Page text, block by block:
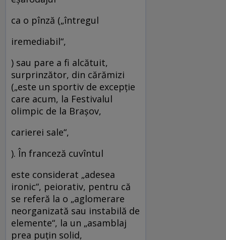
ca o pînză („întregul
iremediabil“,
) sau pare a fi alcătuit,
surprinzător, din cărămizi
(„este un sportiv de excepţie
care acum, la Festivalul
olimpic de la Braşov,
carierei sale“,
). În franceză cuvîntul
este considerat „adesea
ironic“, peiorativ, pentru că
se referă la o „aglomerare
neorganizată sau instabilă de
elemente“, la un „asamblaj
prea puţin solid,